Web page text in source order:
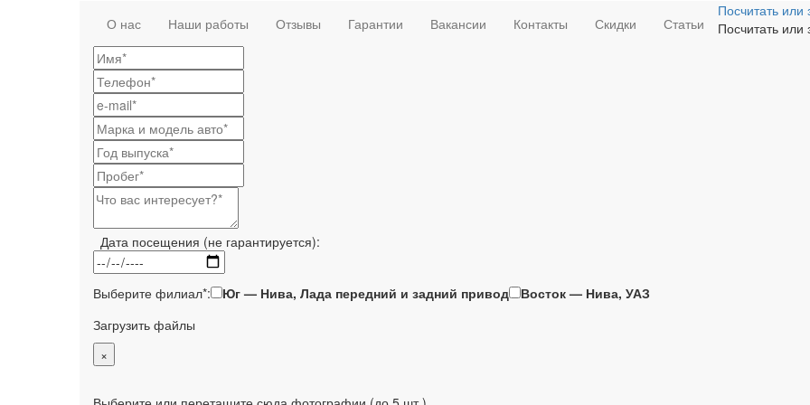
О нас Наши работы Отзывы Гарантии Вакансии Контакты Скидки Статьи
Посчитать или
Посчитать или
Дата посещения (не гарантируется):
Выберите филиал*: Юг — Нива, Лада передний и задний привод
Восток — Нива, УАЗ
Загрузить файлы
×